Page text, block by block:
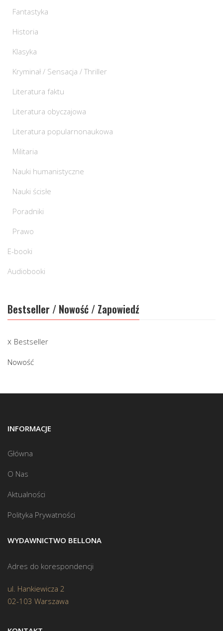
Fantastyka
Historia
Klasyka
Kryminał / Sensacja / Thriller
Literatura faktu
Literatura obyczajowa
Literatura popularnonaukowa
Militaria
Nauki humanistyczne
Nauki ścisłe
Poradniki
Prawo
E-booki
Audiobooki
Bestseller / Nowość / Zapowiedź
Bestseller
Nowość
INFORMACJE
Główna
O Nas
Aktualności
Polityka Prywatności
WYDAWNICTWO BELLONA
Adres do korespondencji
ul. Hankiewicza 2
02-103 Warszawa